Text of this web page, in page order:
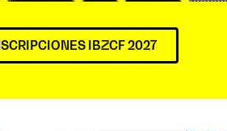
IBZCF 2027